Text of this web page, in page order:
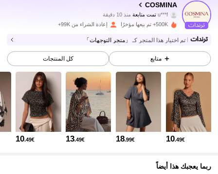
COSMINA
u***fتمت متابعة
j***9تتصفح
4.74
840K متابعون
4.74 840K متابعون
840K متابعون
4.74 840K متابعون
500K+ تم بيعها مؤخرًا إعادة الشراء من 99K+
تم اختيار هذا المتجر كـ 「متجر التوجهات」
متابع كل المنتجات
10.49€
18.99€
13.49€
10.49€
ربما يعجبك هذا أيضاً